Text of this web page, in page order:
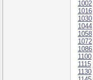
1002
1016
1030
1044
1058
1072
1086
1100
1115
1130